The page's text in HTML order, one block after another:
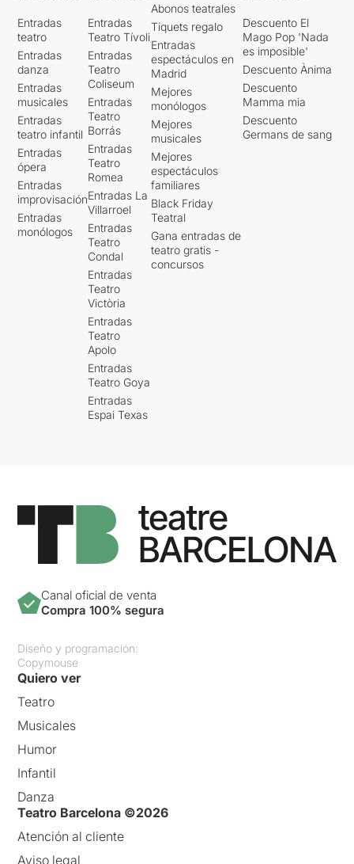
Entradas
teatro
Entradas
danza
Entradas
musicales
Entradas
teatro infantil
Entradas
ópera
Entradas
improvisación
Entradas
monólogos
Entradas
Teatro Tívoli
Entradas
Teatro
Coliseum
Entradas
Teatro
Borrás
Entradas
Teatro
Romea
Entradas La
Villarroel
Entradas
Teatro
Condal
Entradas
Teatro
Victòria
Entradas
Teatro
Apolo
Entradas
Teatro Goya
Entradas
Espai Texas
Abonos teatrales
Tiquets regalo
Entradas
espectáculos en
Madrid
Mejores
monólogos
Mejores
musicales
Mejores
espectáculos
familiares
Black Friday
Teatral
Gana entradas de
teatro gratis -
concursos
Descuento El
Mago Pop 'Nada
es imposible'
Descuento Ànima
Descuento
Mamma mia
Descuento
Germans de sang
Canal oficial de venta
Compra 100% segura
Diseño y programación:
Copymouse
Quiero ver
Teatro
Musicales
Humor
Infantil
Danza
Teatro Barcelona ©2026
Atención al cliente
Aviso legal